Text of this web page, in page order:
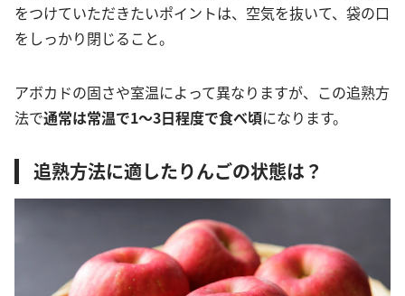
をつけていただきたいポイントは、空気を抜いて、袋の口
をしっかり閉じること。
アボカドの固さや室温によって異なりますが、この追熟方
法で通常は常温で1～3日程度で食べ頃になります。
追熟方法に適したりんごの状態は？